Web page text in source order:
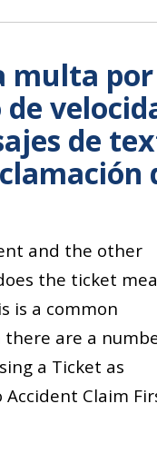
multa por
de
and the other
the ticket
is a common
there are a
a Ticket as
Claim
“CAN I USE A